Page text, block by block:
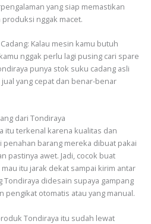
yang siap memastikan
nggak macet.
Kalau mesin kamu butuh
nggak perlu lagi pusing cari spare
punya stok suku cadang asli
yang cepat dan benar-benar
dari Tondiraya
itu terkenal karena kualitas dan
penahan barang mereka dibuat pakai
pastinya awet. Jadi, cocok buat
itu jarak dekat sampai kirim antar
Tondiraya didesain supaya gampang
pengikat otomatis atau yang manual.
Tondiraya itu sudah lewat